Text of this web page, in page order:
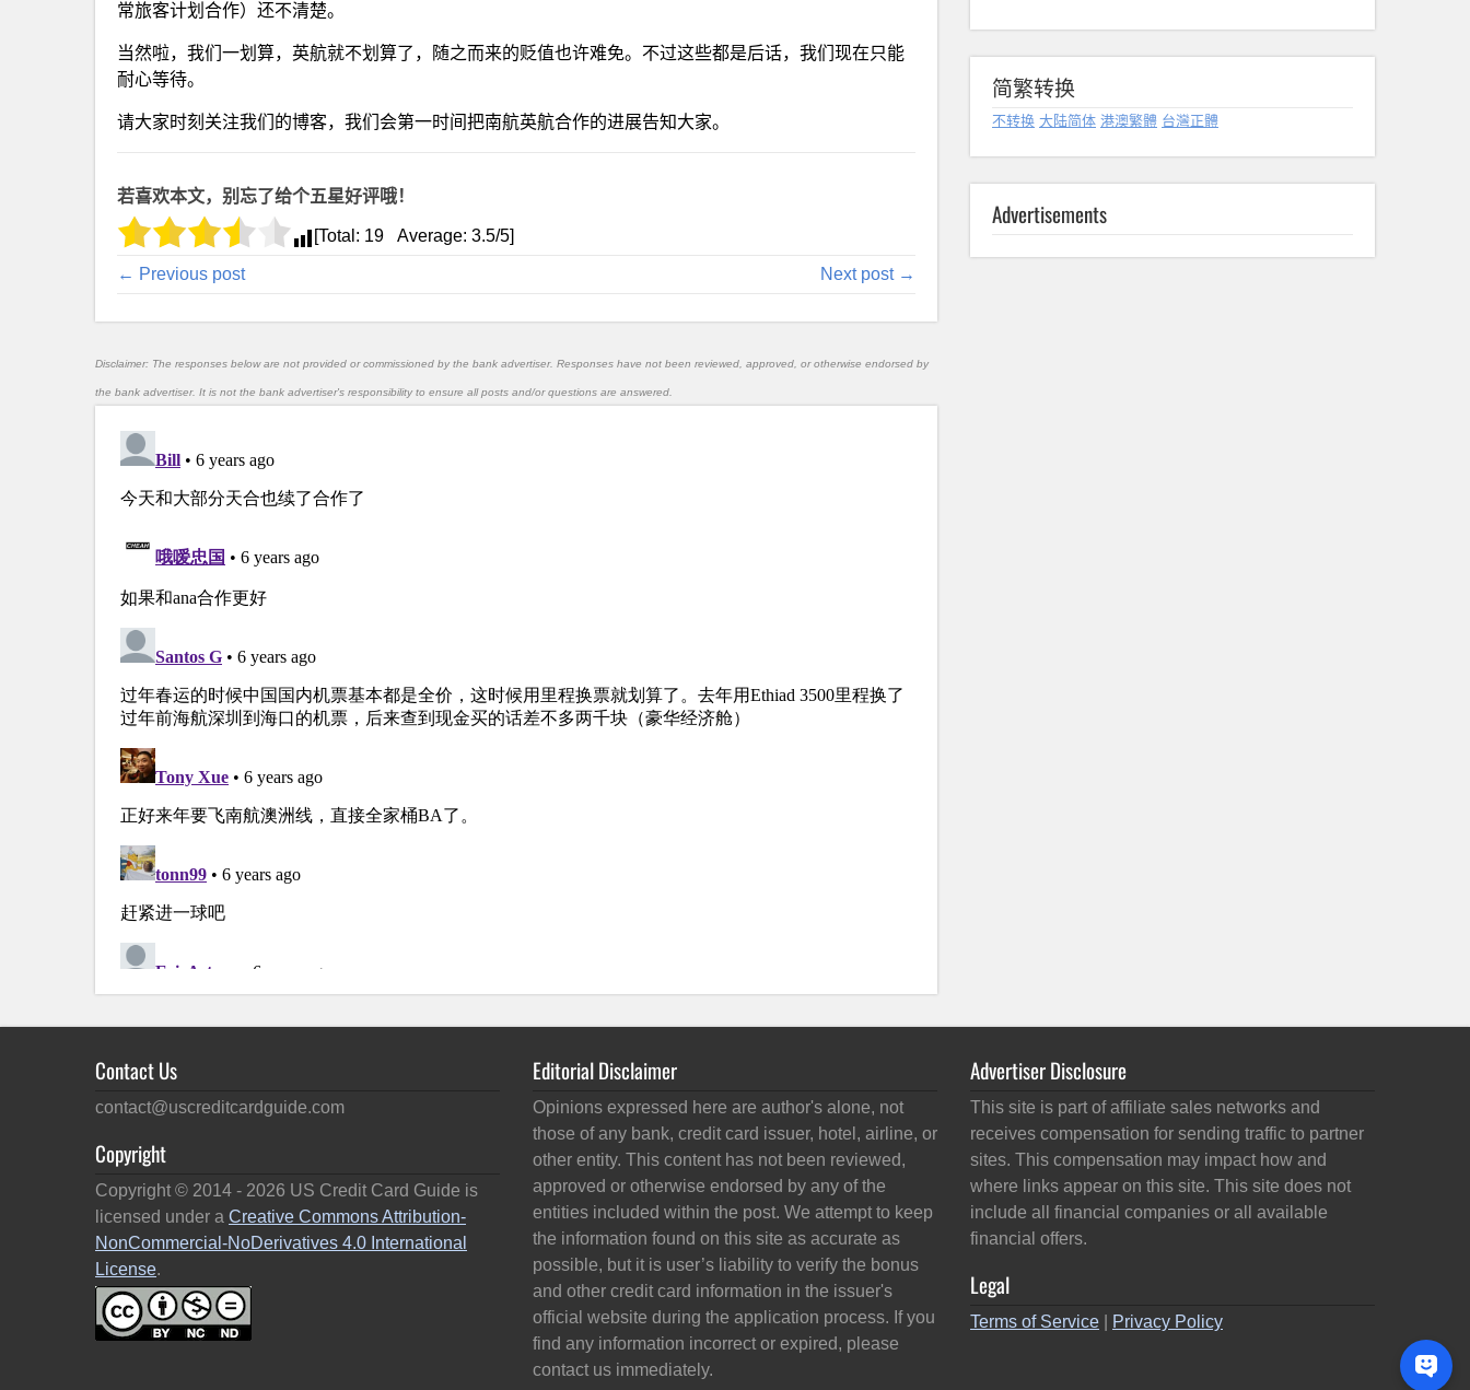
常旅客计划合作）还不清楚。
当然啦，我们一划算，英航就不划算了，随之而来的贬值也许难免。不过这些都是后话，我们现在只能
耐心等待。
请大家时刻关注我们的博客，我们会第一时间把南航英航合作的进展告知大家。
若喜欢本文，别忘了给个五星好评哦！
[Total: 19 Average: 3.5/5]
← Previous post Next post →
Disclaimer: The responses below are not provided or commissioned by the bank advertiser. Responses have not been reviewed, approved, or otherwise endorsed by
the bank advertiser. It is not the bank advertiser's responsibility to ensure all posts and/or questions are answered.
简繁转换
不转换 大陆简体 港澳繁體 台灣正體
Advertisements
Contact Us
contact@uscreditcardguide.com
Copyright
Copyright © 2014 - 2026 US Credit Card Guide is
licensed under a Creative Commons Attribution-
NonCommercial-NoDerivatives 4.0 International
License.
Editorial Disclaimer
Opinions expressed here are author's alone, not
those of any bank, credit card issuer, hotel, airline, or
other entity. This content has not been reviewed,
approved or otherwise endorsed by any of the
entities included within the post. We attempt to keep
the information found on this site as accurate as
possible, but it is user’s liability to verify the bonus
and other credit card information in the issuer's
official website during the application process. If you
find any information incorrect or expired, please
contact us immediately.
Advertiser Disclosure
This site is part of affiliate sales networks and
receives compensation for sending traffic to partner
sites. This compensation may impact how and
where links appear on this site. This site does not
include all financial companies or all available
financial offers.
Legal
Terms of Service Privacy Policy